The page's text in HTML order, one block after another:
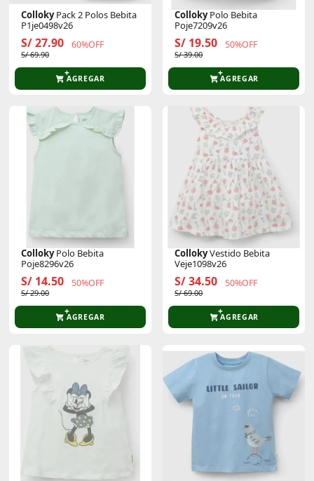
CollokyPack 2 Polos Bebita
P1je0498v26
S/ 27.90 60%OFF
S/ 69.90
AGREGAR
CollokyPolo Bebita
Poje7209v26
S/ 19.50 50%OFF
S/ 39.00
AGREGAR
CollokyPolo Bebita
Poje8296v26
S/ 14.50 50%OFF
S/ 29.00
AGREGAR
CollokyVestido Bebita
Veje1098v26
S/ 34.50 50%OFF
S/ 69.00
AGREGAR